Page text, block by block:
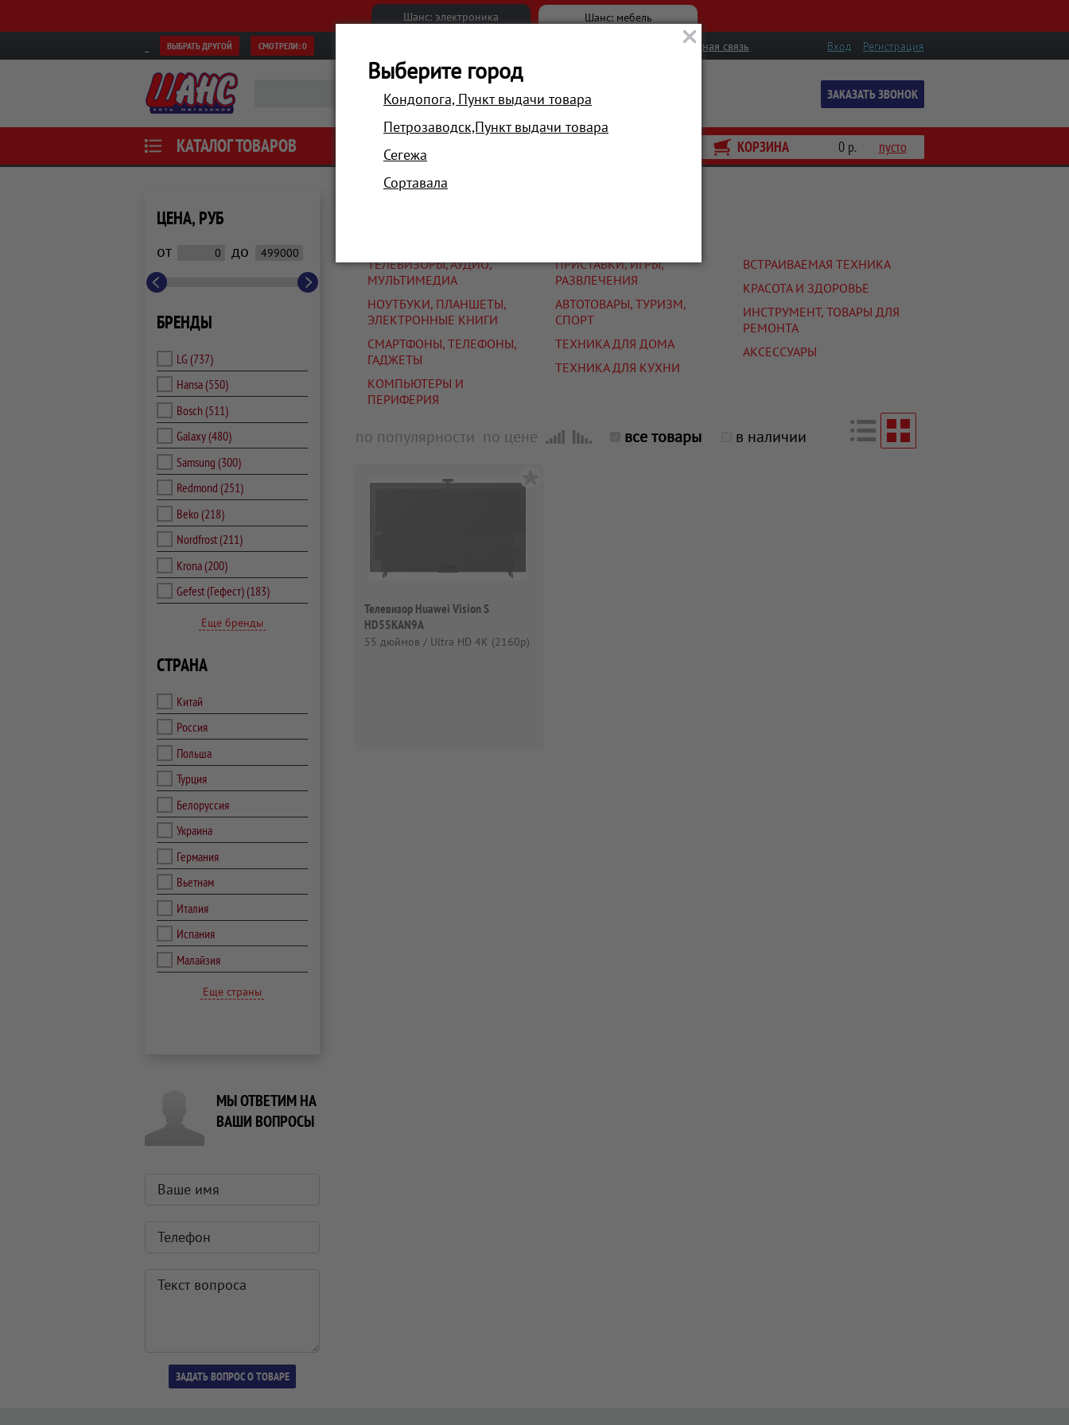
Шанс: электроника Шанс: мебель
ВЫБРАТЬ ДРУГОЙ СМОТРЕЛИ:0 Вход Регистрация
Обратная связь
ЗАКАЗАТЬ ЗВОНОК
КАТАЛОГ ТОВАРОВ АКЦИИ КОРЗИНА 0 р. пусто
ЦЕНА, РУБ
от до
БРЕНДЫ
LG (737)
Hansa(550)
Bosch (511)
Galaxy(480)
Samsung (300)
Redmond (251)
Beko(218)
Nordfrost(211)
Krona(200)
Gefest (Гефест)(183)
Еще бренды
СТРАНА
Китай
Россия
Польша
Турция
Белоруссия
Украина
Германия
Вьетнам
Италия
Испания
Малайзия
Еще страны
МЫ ОТВЕТИМ НА
ВАШИ ВОПРОСЫ
ТЕЛЕВИЗОРЫ, АУДИО,
МУЛЬТИМЕДИА
НОУТБУКИ, ПЛАНШЕТЫ,
ЭЛЕКТРОННЫЕ КНИГИ
СМАРТФОНЫ, ТЕЛЕФОНЫ,
ГАДЖЕТЫ
КОМПЬЮТЕРЫ И
ПЕРИФЕРИЯ
ПРИСТАВКИ, ИГРЫ,
РАЗВЛЕЧЕНИЯ
АВТОТОВАРЫ, ТУРИЗМ,
СПОРТ
ТЕХНИКА ДЛЯ ДОМА
ТЕХНИКА ДЛЯ КУХНИ
ВСТРАИВАЕМАЯ ТЕХНИКА
КРАСОТА И ЗДОРОВЬЕ
ИНСТРУМЕНТ, ТОВАРЫ ДЛЯ
РЕМОНТА
АКСЕССУАРЫ
по популярности по цене все товары в наличии
Телевизор Huawei Vision S
HD55KAN9A
55 дюймов / Ultra HD 4K (2160p)
Выберите город
Кондопога, Пункт выдачи товара
Петрозаводск,Пункт выдачи товара
Сегежа
Сортавала